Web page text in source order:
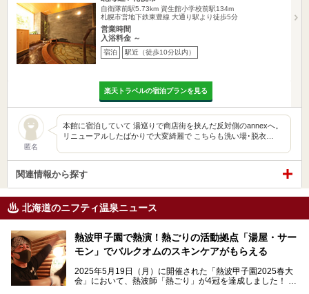
自衛隊前駅5.73km 資生館小学校前駅134m
札幌市営地下鉄東豊線 大通り駅より徒歩5分
営業時間
入浴料金 ～
宿泊 駅近（徒歩10分以内）
楽天トラベルの宿泊プランを見る
匿名
本館に宿泊していて 湯巡りで商店街を挟んだ反対側のannexへ。
リニューアルしたばかりで大変綺麗で こちらも洗い場･脱衣…
関連情報から探す
北海道のニフティ温泉ニュース
熱波甲子園で熱演！熱ごりの活動拠点「湯屋・サー
モン」でバルクオムのスキンケアがもらえる
2025年5月19日（月）に開催された「熱波甲子園2025春大
会」において、熱波師「熱ごり」が4冠を達成しました！